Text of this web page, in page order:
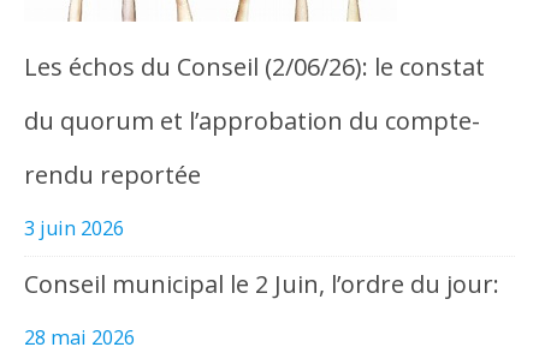
Les échos du Conseil (2/06/26): le constat
du quorum et l’approbation du compte-
rendu reportée
3 juin 2026
Conseil municipal le 2 Juin, l’ordre du jour:
28 mai 2026